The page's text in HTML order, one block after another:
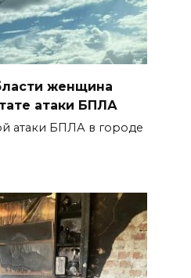
женщина
атаки БПЛА
атаки БПЛА в городе